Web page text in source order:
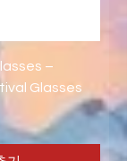
–
Glasses